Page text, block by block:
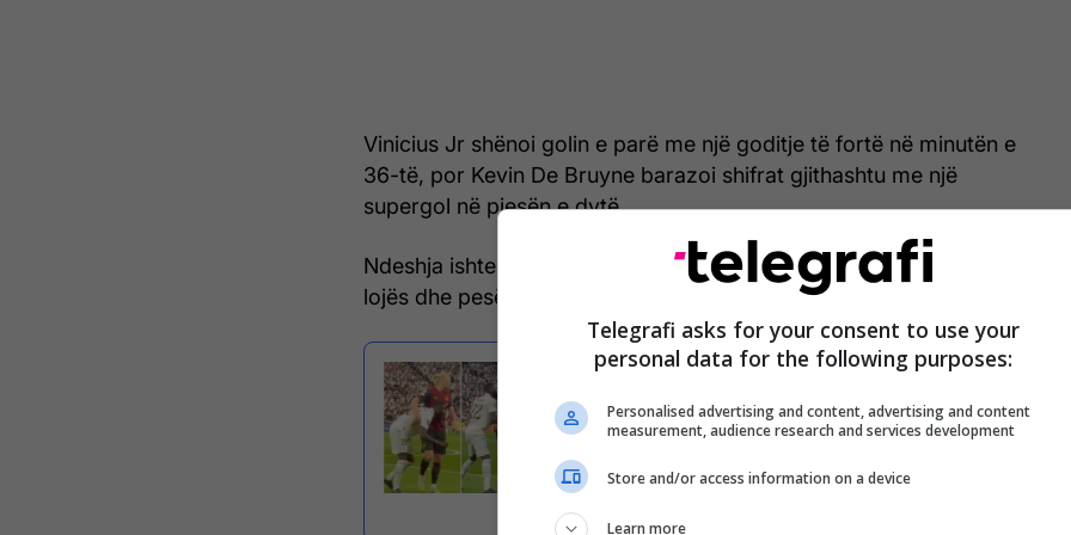
Vinicius Jr shënoi golin e parë me një goditje të fortë në minutën e
36-të, por Kevin De Bruyne barazoi shifrat gjithashtu me një
supergol në pjesën e dytë.
Ndeshja ishte e fortë në fushë, me disa shpërthime që ndodhën gjatë
lojës dhe pesë kartonë të verdhë të treguar.
Haaland pati prekje të topit më pak
se portierët, pamjet tregojnë se
Rudiger ishte arsyeja e ‘zhdukjes’
Telegrafi asks for your consent to use your
personal data for the following purposes:
Personalised advertising and content, advertising and content
measurement, audience research and services development
Store and/or access information on a device
Learn more